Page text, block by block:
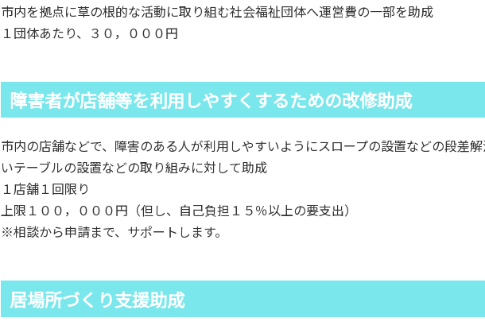
市内を拠点に草の根的な活動に取り組む社会福祉団体へ運営費の一部を助成
１団体あたり、３０，０００円
障害者が店舗等を利用しやすくするための改修助成
市内の店舗などで、障害のある人が利用しやすいようにスロープの設置などの段差
いテーブルの設置などの取り組みに対して助成
１店舗１回限り
上限１００，０００円（但し、自己負担１５％以上の要支出）
※相談から申請まで、サポートします。
居場所づくり支援助成